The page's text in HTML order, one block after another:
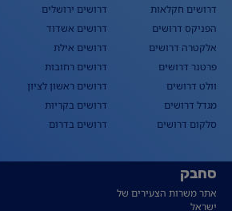
דרושים חקלאות
הפניקס דרושים
אלקטרה דרושים
פרטנר דרושים
וולט דרושים
מגדל דרושים
סלקום דרושים
דרושים ירושלים
דרושים אשדוד
דרושים אילת
דרושים רחובות
דרושים ראשון לציון
דרושים בקריות
דרושים בדרום
סחבק
אתר משרות הצעירים של
ישראל